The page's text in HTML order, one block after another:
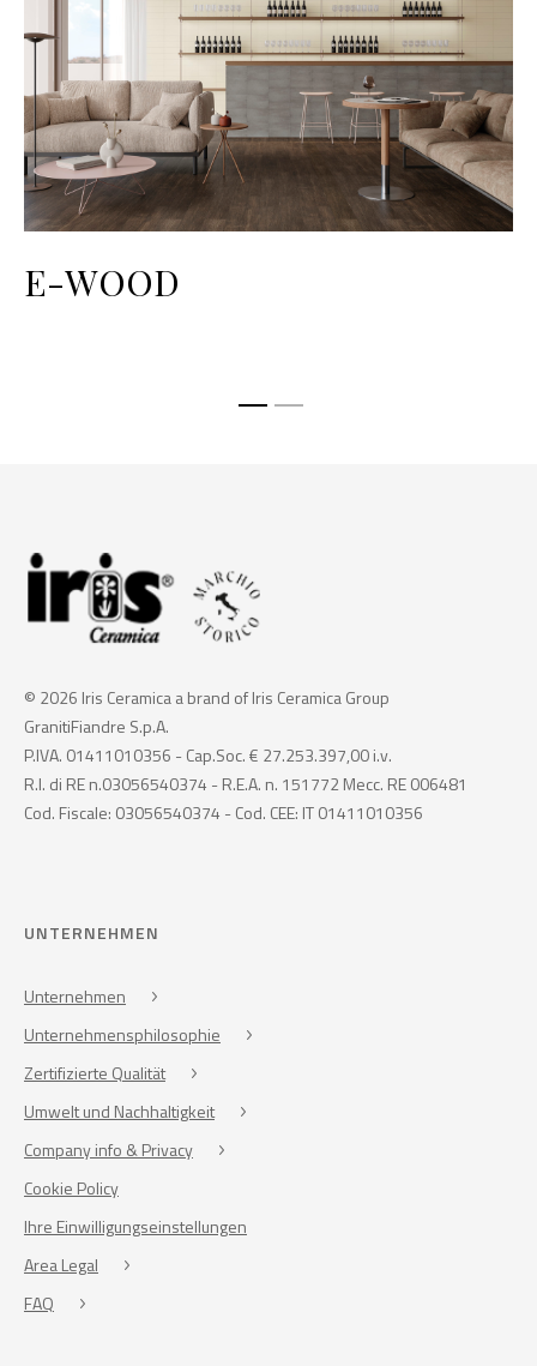
E-WOOD
© 2026 Iris Ceramica a brand of Iris Ceramica Group
GranitiFiandre S.p.A.
P.IVA. 01411010356 - Cap.Soc. € 27.253.397,00 i.v.
R.I. di RE n.03056540374 - R.E.A. n. 151772 Mecc. RE 006481
Cod. Fiscale: 03056540374 - Cod. CEE: IT 01411010356
UNTERNEHMEN
Unternehmen
Unternehmensphilosophie
Zertifizierte Qualität
Umwelt und Nachhaltigkeit
Company info & Privacy
Cookie Policy
Ihre Einwilligungseinstellungen
Area Legal
FAQ